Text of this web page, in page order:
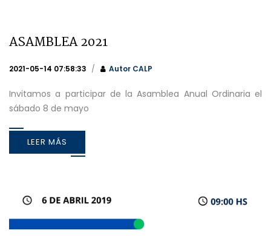
ASAMBLEA 2021
2021-05-14 07:58:33 Autor CALP
Invitamos a participar de la Asamblea Anual Ordinaria el
sábado 8 de mayo
LEER MÁS